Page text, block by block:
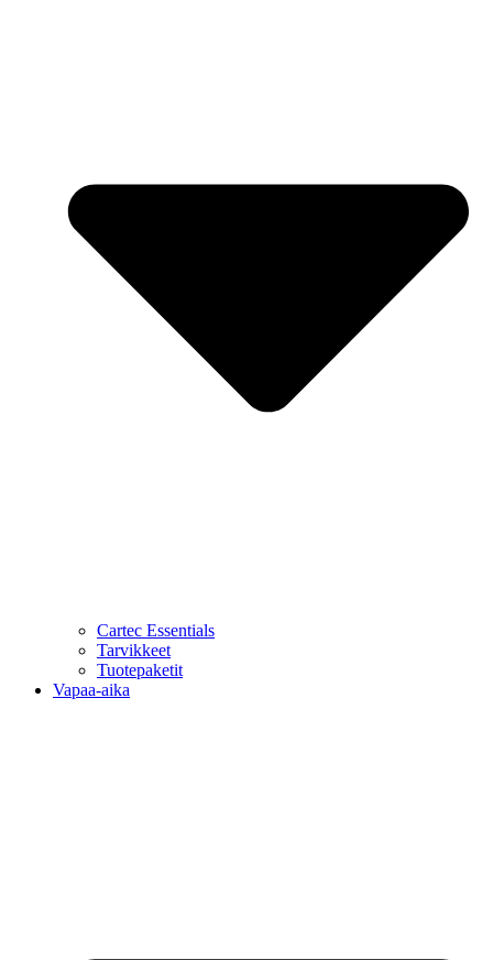
Cartec Essentials
Tarvikkeet
Tuotepaketit
Vapaa-aika